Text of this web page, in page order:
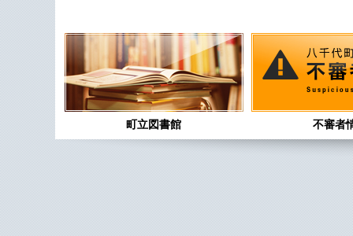
町立図書館 不審者